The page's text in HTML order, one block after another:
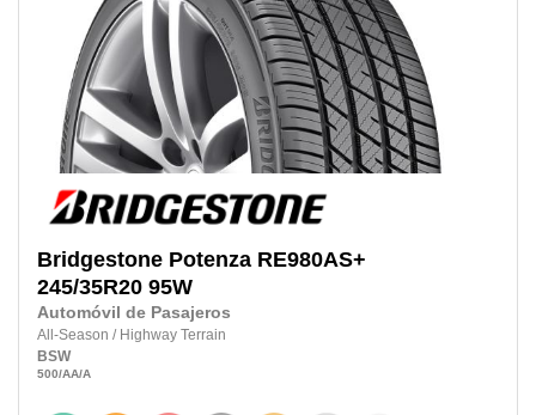
Bridgestone Potenza RE980AS+
245/35R20 95W
Automóvil de Pasajeros
All-Season / Highway Terrain
BSW
500/AA/A